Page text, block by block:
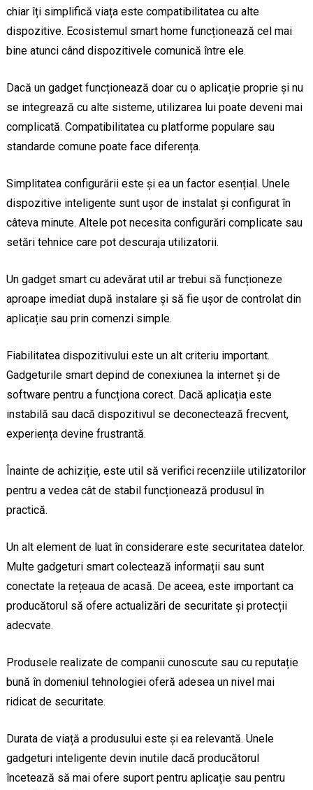
chiar îți simplifică viața este compatibilitatea cu alte
dispozitive. Ecosistemul smart home funcționează cel mai
bine atunci când dispozitivele comunică între ele.
Dacă un gadget funcționează doar cu o aplicație proprie și nu
se integrează cu alte sisteme, utilizarea lui poate deveni mai
complicată. Compatibilitatea cu platforme populare sau
standarde comune poate face diferența.
Simplitatea configurării este și ea un factor esențial. Unele
dispozitive inteligente sunt ușor de instalat și configurat în
câteva minute. Altele pot necesita configurări complicate sau
setări tehnice care pot descuraja utilizatorii.
Un gadget smart cu adevărat util ar trebui să funcționeze
aproape imediat după instalare și să fie ușor de controlat din
aplicație sau prin comenzi simple.
Fiabilitatea dispozitivului este un alt criteriu important.
Gadgeturile smart depind de conexiunea la internet și de
software pentru a funcționa corect. Dacă aplicația este
instabilă sau dacă dispozitivul se deconectează frecvent,
experiența devine frustrantă.
Înainte de achiziție, este util să verifici recenziile utilizatorilor
pentru a vedea cât de stabil funcționează produsul în
practică.
Un alt element de luat în considerare este securitatea datelor.
Multe gadgeturi smart colectează informații sau sunt
conectate la rețeaua de acasă. De aceea, este important ca
producătorul să ofere actualizări de securitate și protecții
adecvate.
Produsele realizate de companii cunoscute sau cu reputație
bună în domeniul tehnologiei oferă adesea un nivel mai
ridicat de securitate.
Durata de viață a produsului este și ea relevantă. Unele
gadgeturi inteligente devin inutile dacă producătorul
încetează să mai ofere suport pentru aplicație sau pentru